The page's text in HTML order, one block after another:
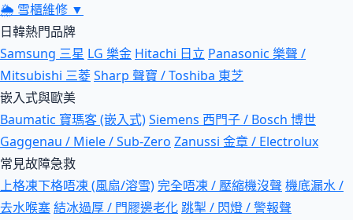
🌦 雪櫃維修 ▼
日韓熱門品牌
Samsung 三星 LG 樂金 Hitachi 日立 Panasonic 樂聲 /
Mitsubishi 三菱Sharp 聲寶 / Toshiba 東芝
嵌入式與歐美
Baumatic 寶瑪客 (嵌入式)Siemens 西門子 / Bosch 博世
Gaggenau / Miele / Sub-Zero Zanussi 金章 / Electrolux
常見故障急救
上格凍下格唔凍 (風扇/溶雪)完全唔凍 / 壓縮機沒聲 機底漏水 /
去水喉塞結冰過厚 / 門膠邊老化跳掣 / 閃燈 / 警報聲